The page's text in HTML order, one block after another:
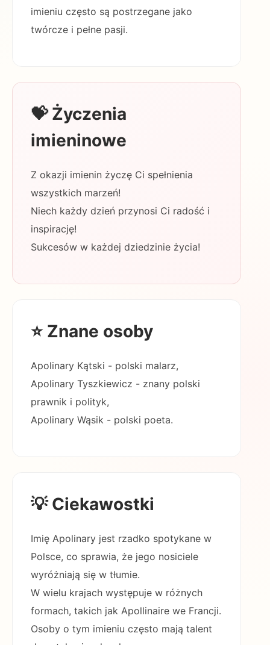
imieniu często są postrzegane jako
twórcze i pełne pasji.
💝 Życzenia
imieninowe
Z okazji imienin życzę Ci spełnienia
wszystkich marzeń!
Niech każdy dzień przynosi Ci radość i
inspirację!
Sukcesów w każdej dziedzinie życia!
⭐ Znane osoby
Apolinary Kątski - polski malarz,
Apolinary Tyszkiewicz - znany polski
prawnik i polityk,
Apolinary Wąsik - polski poeta.
💡 Ciekawostki
Imię Apolinary jest rzadko spotykane w
Polsce, co sprawia, że jego nosiciele
wyróżniają się w tłumie.
W wielu krajach występuje w różnych
formach, takich jak Apollinaire we Francji.
Osoby o tym imieniu często mają talent